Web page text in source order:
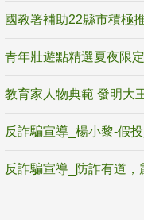
反詐騙宣導_楊小黎-假